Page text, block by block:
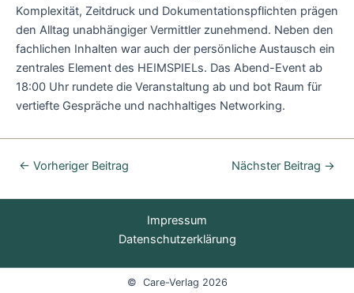
Komplexität, Zeitdruck und Dokumentationspflichten prägen
den Alltag unabhängiger Vermittler zunehmend. Neben den
fachlichen Inhalten war auch der persönliche Austausch ein
zentrales Element des HEIMSPIELs. Das Abend-Event ab
18:00 Uhr rundete die Veranstaltung ab und bot Raum für
vertiefte Gespräche und nachhaltiges Networking.
← Vorheriger Beitrag Nächster Beitrag →
Impressum
Datenschutzerklärung
© Care-Verlag 2026